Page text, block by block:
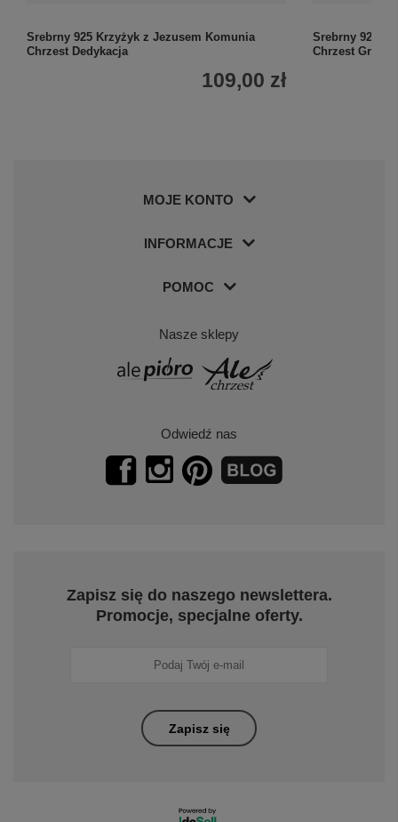
+ 6
Srebrny 925 Krzyżyk z Jezusem Komunia
Chrzest Dedykacja
109,00 zł
Srebrny 925
Chrzest Grawer
MOJE KONTO
INFORMACJE
POMOC
Nasze sklepy
Odwiedź nas
Zapisz się do naszego newslettera.
Promocje, specjalne oferty.
Zapisz się